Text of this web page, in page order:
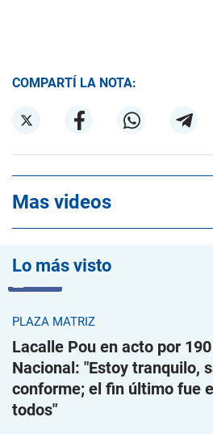
COMPARTÍ LA NOTA:
Mas videos
Lo más visto
PLAZA MATRIZ
Lacalle Pou en acto por
Nacional: "Estoy tranquilo,
conforme; el fin último fue
todos"